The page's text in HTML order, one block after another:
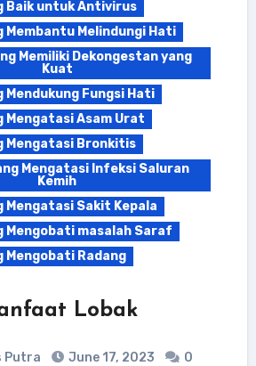
Baik untuk Antivirus
Membantu Melindungi Hati
Memiliki Dekongestan yang
Kuat
Mendukung Fungsi Hati
Mengatasi Asam Urat
Mengatasi Bronkitis
Mengatasi Infeksi Saluran
Kemih
Mengatasi Sakit Kepala
Mengobati masalah Saraf
Mengobati Radang
Lobak
Putra June 17, 2023
0